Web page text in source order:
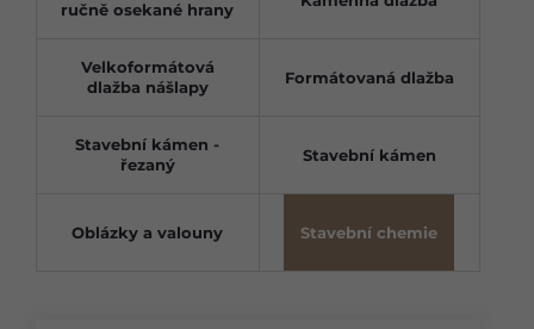
ručně osekané hrany
Velkoformátová
dlažba nášlapy
Formátovaná dlažba
Stavební kámen -
řezaný
Stavební kámen
Oblázky a valouny Stavební chemie